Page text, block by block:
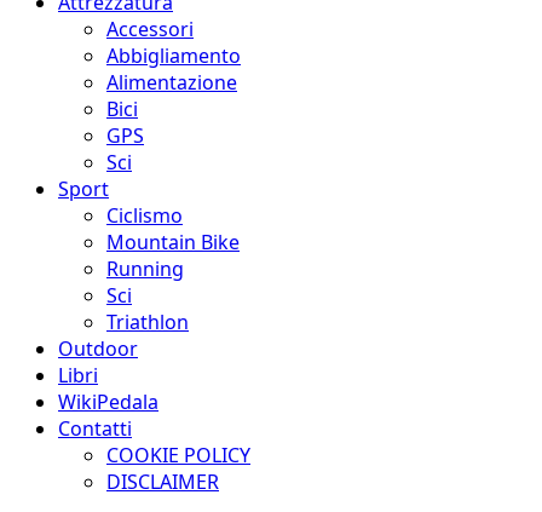
Accessori
Abbigliamento
Alimentazione
Bici
GPS
Sci
Sport
Ciclismo
Mountain Bike
Running
Sci
Triathlon
Outdoor
Libri
WikiPedala
Contatti
COOKIE POLICY
DISCLAIMER